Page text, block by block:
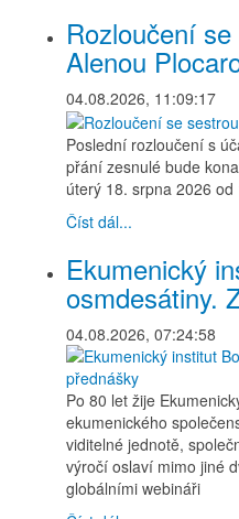
Rozloučení
Alenou
04.08.2026, 11:09:17
Poslední rozloučení s
přání zesnulé bude
úterý 18. srpna 2026
Číst dál...
Ekumenický
osmdesátiny.
04.08.2026, 07:24:58
Po 80 let žije
ekumenického
viditelné jednotě,
výročí oslaví mimo jiné
globálními webináři